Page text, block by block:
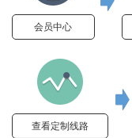
会员中心
查看定制线路